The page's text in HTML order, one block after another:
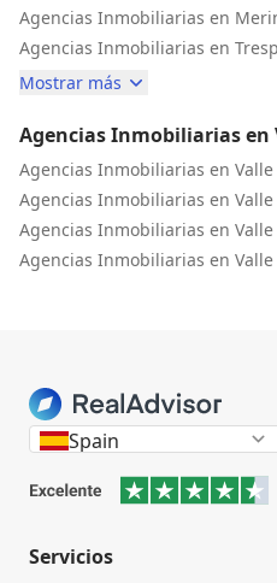
Agencias Inmobiliarias en
Agencias Inmobiliarias en
Mostrar más
Agencias Inmobiliarias en
Agencias Inmobiliarias en Valle
Agencias Inmobiliarias en Valle
Agencias Inmobiliarias en Valle
Agencias Inmobiliarias en Valle
Spain
Servicios